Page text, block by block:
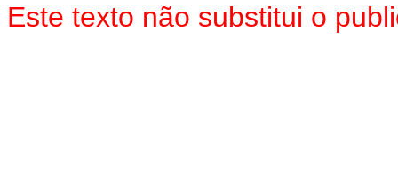
Este texto não substitui o